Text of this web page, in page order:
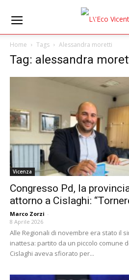
Home Tags Alessandra moretti
Tag: alessandra
Vicenza
Congresso Pd, la
attorno a Cislaghi:
Marco Zorzi -
8 Aprile 2026
Alle Regionali di novembre era stato il
inattesa: partito da un piccolo comune
Cislaghi aveva sfiorato per...